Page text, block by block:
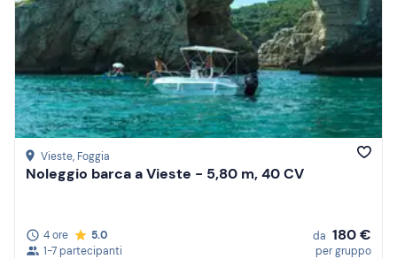
Vieste, Foggia
Noleggio barca a Vieste - 5,80 m, 40 CV
4 ore
5.0
1-7 partecipanti
da 180 €
per gruppo